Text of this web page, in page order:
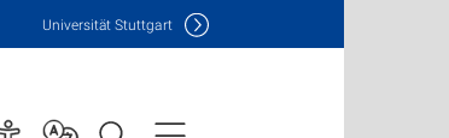
Universität Stuttgart